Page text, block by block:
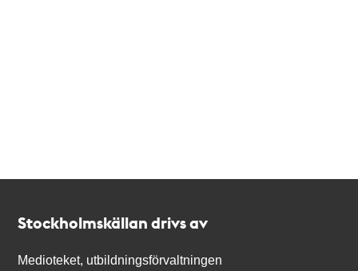
Stockholmskällan drivs av
Medioteket, utbildningsförvaltningen